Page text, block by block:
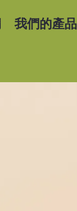
我們的產品